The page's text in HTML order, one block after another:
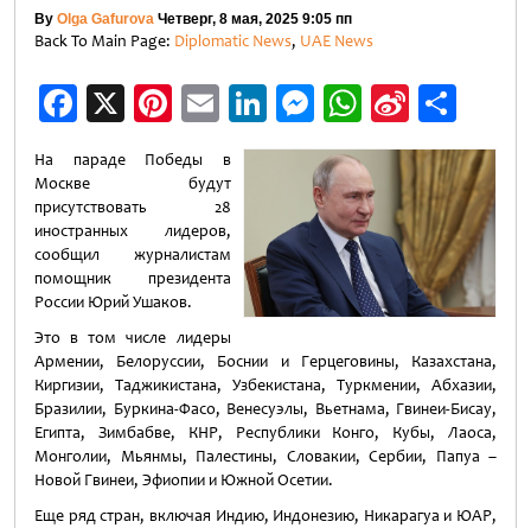
By Olga Gafurova Четверг, 8 мая, 2025 9:05 пп
Back To Main Page: Diplomatic News, UAE News
Facebook
X Pinterest
EmailLinkedIn
Messenger
WhatsApp
Sina
Weibo
На параде Победы в
Москве будут
присутствовать 28
иностранных лидеров,
сообщил журналистам
помощник президента
России Юрий Ушаков.
Это в том числе лидеры
Армении, Белоруссии, Боснии и Герцеговины, Казахстана,
Киргизии, Таджикистана, Узбекистана, Туркмении, Абхазии,
Бразилии, Буркина-Фасо, Венесуэлы, Вьетнама, Гвинеи-Бисау,
Египта, Зимбабве, КНР, Республики Конго, Кубы, Лаоса,
Монголии, Мьянмы, Палестины, Словакии, Сербии, Папуа –
Новой Гвинеи, Эфиопии и Южной Осетии.
Еще ряд стран, включая Индию, Индонезию, Никарагуа и ЮАР,